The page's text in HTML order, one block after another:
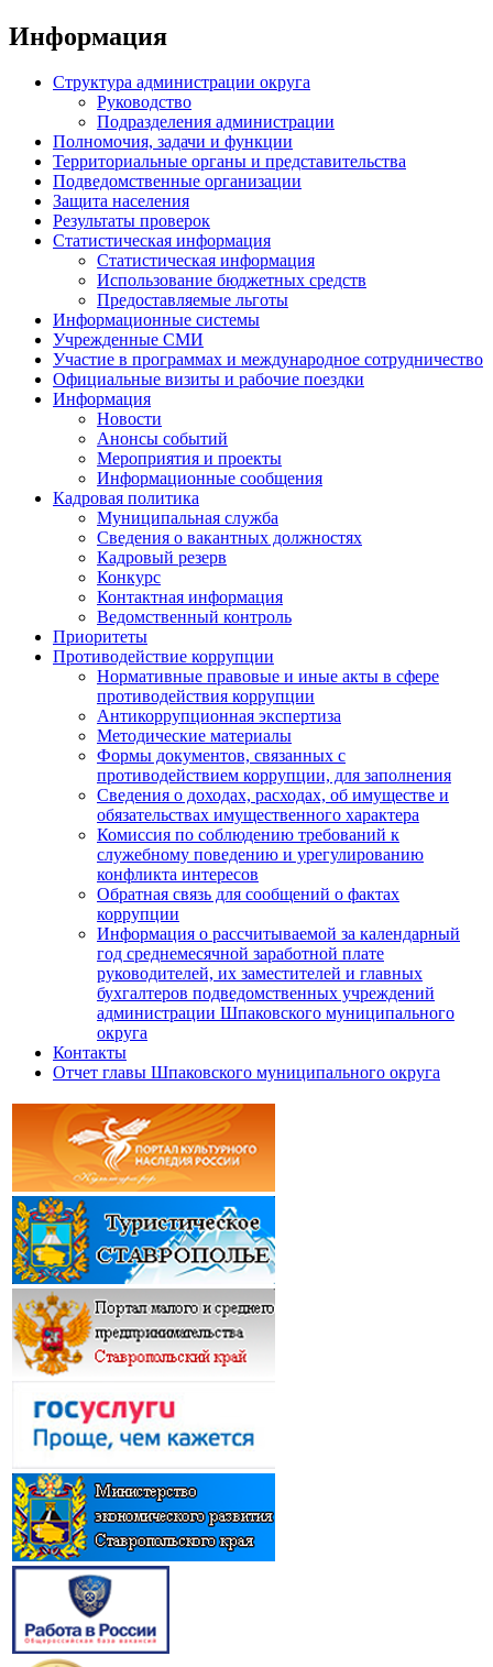
Информация
Структура администрации округа
Руководство
Подразделения администрации
Полномочия, задачи и функции
Территориальные органы и представительства
Подведомственные организации
Защита населения
Результаты проверок
Статистическая информация
Статистическая информация
Использование бюджетных средств
Предоставляемые льготы
Информационные системы
Учрежденные СМИ
Участие в программах и международное сотрудничество
Официальные визиты и рабочие поездки
Информация
Новости
Анонсы событий
Мероприятия и проекты
Информационные сообщения
Кадровая политика
Муниципальная служба
Сведения о вакантных должностях
Кадровый резерв
Конкурс
Контактная информация
Ведомственный контроль
Приоритеты
Противодействие коррупции
Нормативные правовые и иные акты в сфере
противодействия коррупции
Антикоррупционная экспертиза
Методические материалы
Формы документов, связанных с
противодействием коррупции, для заполнения
Сведения о доходах, расходах, об имуществе и
обязательствах имущественного характера
Комиссия по соблюдению требований к
служебному поведению и урегулированию
конфликта интересов
Обратная связь для сообщений о фактах
коррупции
Информация о рассчитываемой за календарный
год среднемесячной заработной плате
руководителей, их заместителей и главных
бухгалтеров подведомственных учреждений
администрации Шпаковского муниципального
округа
Контакты
Отчет главы Шпаковского муниципального округа